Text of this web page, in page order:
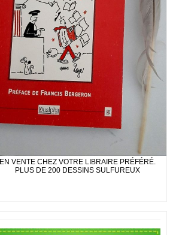
EN VENTE CHEZ VOTRE LIBRAIRE PRÉFÉRÉ.
PLUS DE 200 DESSINS SULFUREUX